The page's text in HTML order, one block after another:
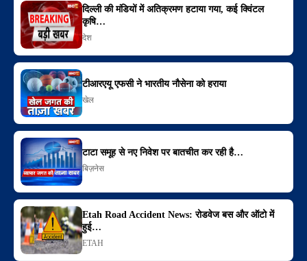
दिल्ली की मंडियों में अतिक्रमण हटाया गया, कई क्विंटल
कृषि…
देश
टीआरएयू एफसी ने भारतीय नौसेना को हराया
खेल
टाटा समूह से नए निवेश पर बातचीत कर रही है…
बिज़नेस
Etah Road Accident News: रोडवेज बस और ऑटो में
हुई…
ETAH